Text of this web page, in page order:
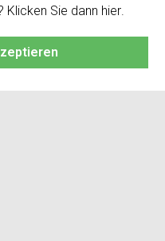
Klicken Sie dann hier.